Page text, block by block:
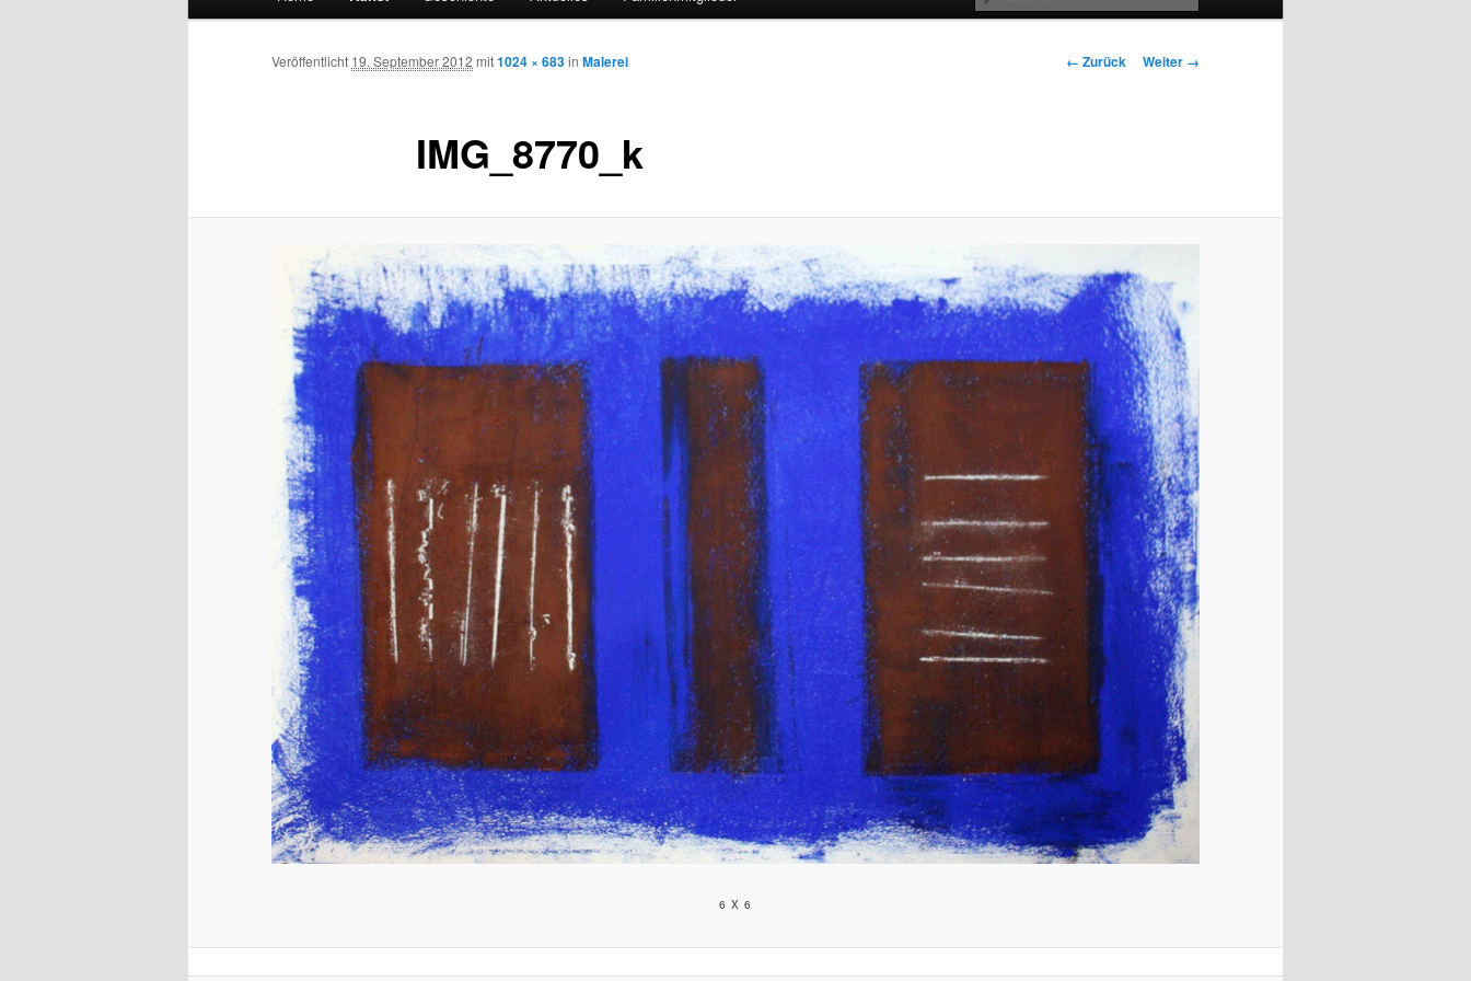
Bilder-Navigation
← Zurück Weiter →
IMG_8770_k
Veröffentlicht 19. September 2012 mit1024 × 683in Malerei
6 X 6